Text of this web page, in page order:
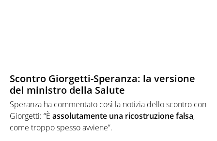
Scontro Giorgetti-Speranza: la versione
del ministro della Salute
Speranza ha commentato così la notizia dello scontro con
Giorgetti: “È assolutamente una ricostruzione falsa,
come troppo spesso avviene”.